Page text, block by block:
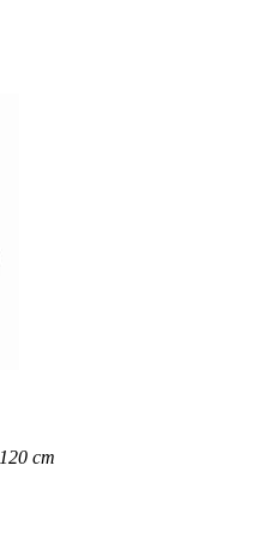
120 cm